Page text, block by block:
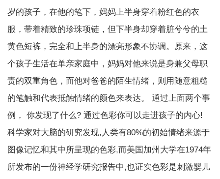
岁的孩子，在他的笔下，妈妈上半身穿着粉红色的衣
服，带着精致的珍珠项链，但下半身却穿着脏兮兮的土
黄色短裤，完全和上半身的漂亮形象不协调。原来，这
个孩子生活在单亲家庭中，妈妈对他来说是身兼父母职
责的双重角色，而他对爸爸的陌生情绪，则用随意粗糙
的笔触和代表抵触情绪的颜色来表达。 通过上面两个事
例， 你发现了什么? 通过色彩你可以走进孩子的内心!
科学家对大脑的研究发现,人类有80%的初始情绪来源于
图像记忆和其中所呈现的色彩,而美国加州大学在1974年
所发布的一份神经学研究报告中,也证实色彩是刺激婴儿